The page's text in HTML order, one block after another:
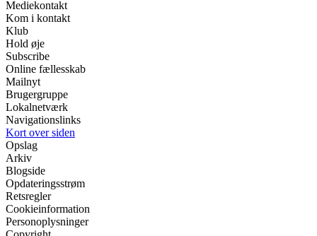
Mediekontakt
Kom i kontakt
Klub
Hold øje
Subscribe
Online fællesskab
Mailnyt
Brugergruppe
Lokalnetværk
Navigationslinks
Kort over siden
Opslag
Arkiv
Blogside
Opdateringsstrøm
Retsregler
Cookieinformation
Personoplysninger